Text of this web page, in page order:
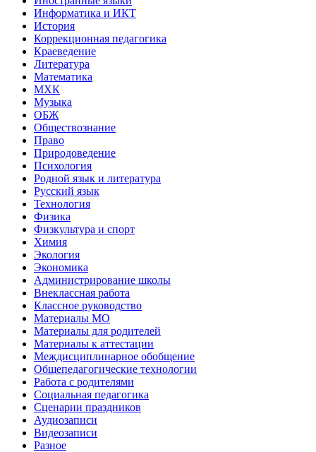
Информатика и ИКТ
История
Коррекционная педагогика
Краеведение
Литература
Математика
МХК
Музыка
ОБЖ
Обществознание
Право
Природоведение
Психология
Родной язык и литература
Русский язык
Технология
Физика
Физкультура и спорт
Химия
Экология
Экономика
Администрирование школы
Внеклассная работа
Классное руководство
Материалы МО
Материалы для родителей
Материалы к аттестации
Междисциплинарное обобщение
Общепедагогические технологии
Работа с родителями
Социальная педагогика
Сценарии праздников
Аудиозаписи
Видеозаписи
Разное